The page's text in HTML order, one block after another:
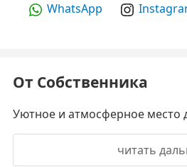
WhatsApp
От Собственника
Уютное и атмосферное место
читать